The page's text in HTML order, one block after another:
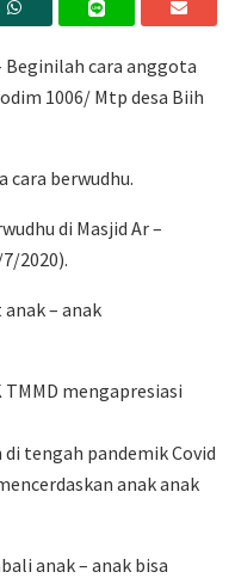
Beginilah cara anggota
1006/ Mtp desa Biih
cara berwudhu.
di Masjid Ar –
2020).
– anak
TMMD mengapresiasi
tengah pandemik Covid
anak anak
anak – anak bisa